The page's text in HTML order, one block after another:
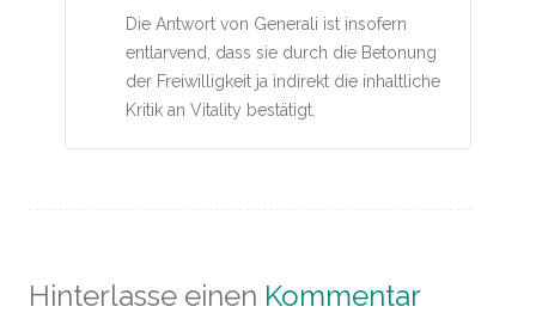
Die Antwort von Generali ist insofern
entlarvend, dass sie durch die Betonung
der Freiwilligkeit ja indirekt die inhaltliche
Kritik an Vitality bestätigt.
Hinterlasse einen Kommentar